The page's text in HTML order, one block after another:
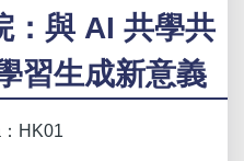
：與 AI 共學共
習生成新意義
HK01